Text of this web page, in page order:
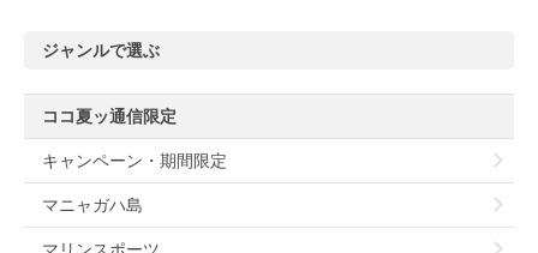
ジャンルで選ぶ
ココ夏ッ通信限定
キャンペーン・期間限定
マニャガハ島